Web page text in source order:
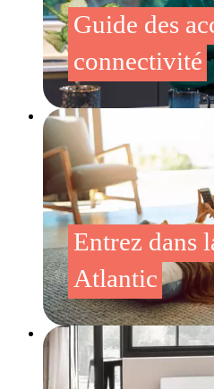
Guide des
connectivité
Entrez dans
Atlantic